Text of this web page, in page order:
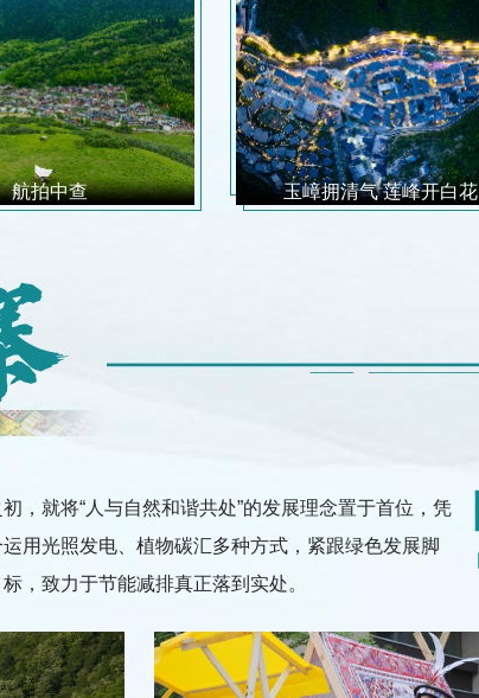
航拍中查 玉嶂拥清气 莲峰开白花
，就将“人与自然和谐共处”的发展理念置于首位，凭
用光照发电、植物碳汇多种方式，紧跟绿色发展脚
，致力于节能减排真正落到实处。